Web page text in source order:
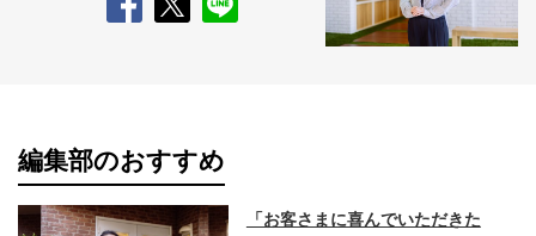
編集部のおすすめ
「お客さまに喜んでいただきた